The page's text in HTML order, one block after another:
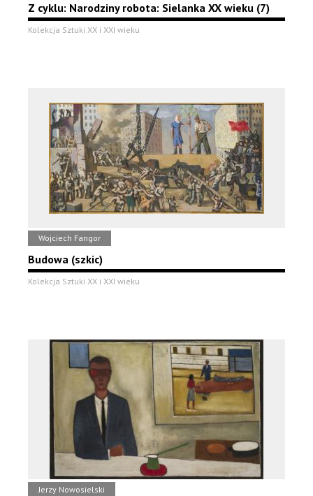
Z cyklu: Narodziny robota: Sielanka XX wieku (7)
Kolekcja Sztuki XX i XXI wieku
Wojciech Fangor
Budowa (szkic)
Kolekcja Sztuki XX i XXI wieku
Jerzy Nowosielski